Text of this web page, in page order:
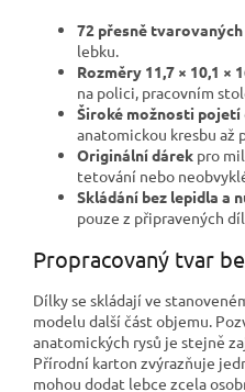
72 přesně
lebku.
Rozměry 11,7 × 10,1 ×
na polici, pracovním
Široké možnosti pojetí
anatomickou kresbu až
Originální dárek pro
tetování nebo
Skládání bez lepidla a
pouze z připravených
Propracovaný tvar
Dílky se skládají ve
modelu další část objemu.
anatomických rysů je stejně
Přírodní karton zvýrazňuje
mohou dodat lebce zcela